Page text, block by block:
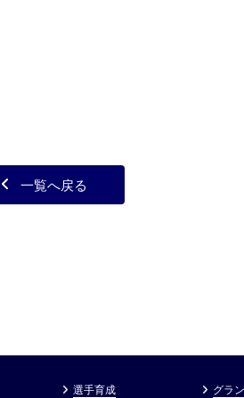
一覧へ戻る
選手育成 グラ